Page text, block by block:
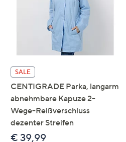
SALE
CENTIGRADE Parka, langarm
abnehmbare Kapuze 2-
Wege-Reißverschluss
dezenter Streifen
€ 39,99